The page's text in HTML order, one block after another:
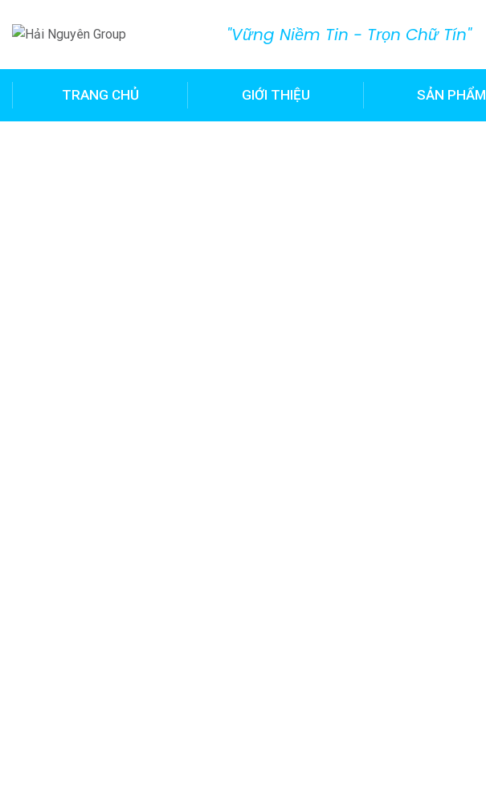
"Vững Niềm Tin - Trọn Chữ Tín"
TRANG CHỦ GIỚI THIỆU SẢN PHẨM